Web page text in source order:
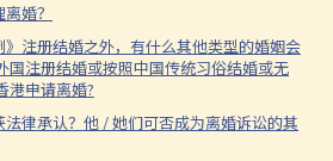
婚？
注册结婚之外，有什么其他类型的婚姻会
国注册结婚或按照中国传统习俗结婚或无
港申请离婚?
律承认？他 / 她们可否成为离婚诉讼的其
，然后又在香港嫁给别人，算不算重婚？
已被法庭命令为另一方支付附属济助。如果
婚时已在内地和其他人合法结婚，支付方是
决，(b)请求法庭宣告婚姻因重婚而无效，以
济助的权利？